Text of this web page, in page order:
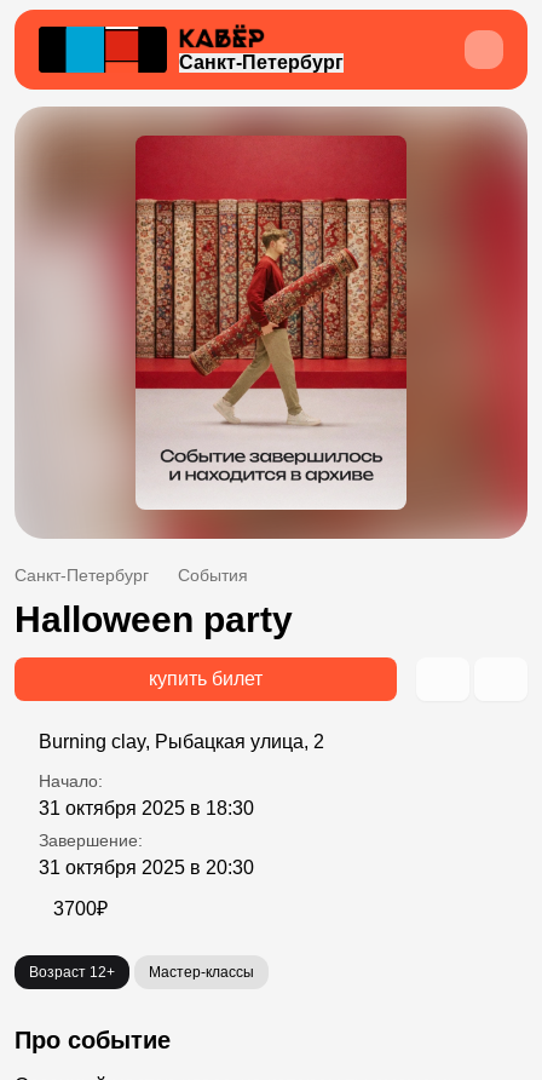
Санкт-Петербург
Санкт-Петербург События
Halloween party
купить билет
Burning clay, Рыбацкая улица, 2
Начало:
31 октября 2025 в 18:30
Завершение:
31 октября 2025 в 20:30
3700₽
Возраст 12+ Мастер-классы
Про событие